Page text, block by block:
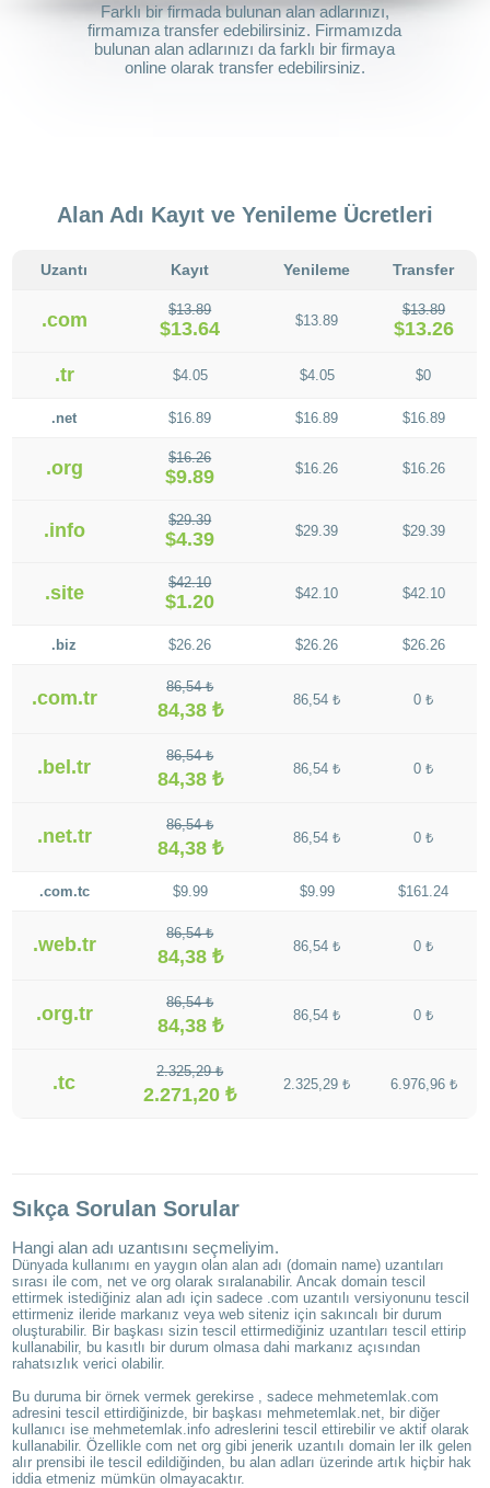
Farklı bir firmada bulunan alan adlarınızı,
firmamıza transfer edebilirsiniz. Firmamızda
bulunan alan adlarınızı da farklı bir firmaya
online olarak transfer edebilirsiniz.
Alan Adı Kayıt ve Yenileme Ücretleri
Uzantı Kayıt Yenileme Transfer
.com $13.89
$13.64 $13.89
$13.89
$13.26
.tr $4.05 $4.05 $0
.net $16.89 $16.89 $16.89
.org $16.26
$9.89 $16.26 $16.26
.info $29.39
$4.39 $29.39 $29.39
.site $42.10
$1.20 $42.10 $42.10
.biz $26.26 $26.26 $26.26
.com.tr
86,54 ₺
84,38 ₺ 86,54 ₺ 0 ₺
.bel.tr
86,54 ₺
84,38 ₺ 86,54 ₺ 0 ₺
.net.tr
86,54 ₺
84,38 ₺ 86,54 ₺ 0 ₺
.com.tc $9.99 $9.99 $161.24
.web.tr
86,54 ₺
84,38 ₺ 86,54 ₺ 0 ₺
.org.tr
86,54 ₺
84,38 ₺ 86,54 ₺ 0 ₺
.tc
2.325,29 ₺
2.271,20 ₺ 2.325,29 ₺ 6.976,96 ₺
Sıkça Sorulan Sorular
Hangi alan adı uzantısını seçmeliyim.
Dünyada kullanımı en yaygın olan alan adı (domain name) uzantıları
sırası ile com, net ve org olarak sıralanabilir. Ancak domain tescil
ettirmek istediğiniz alan adı için sadece .com uzantılı versiyonunu tescil
ettirmeniz ileride markanız veya web siteniz için sakıncalı bir durum
oluşturabilir. Bir başkası sizin tescil ettirmediğiniz uzantıları tescil ettirip
kullanabilir, bu kasıtlı bir durum olmasa dahi markanız açısından
rahatsızlık verici olabilir.
Bu duruma bir örnek vermek gerekirse , sadece mehmetemlak.com
adresini tescil ettirdiğinizde, bir başkası mehmetemlak.net, bir diğer
kullanıcı ise mehmetemlak.info adreslerini tescil ettirebilir ve aktif olarak
kullanabilir. Özellikle com net org gibi jenerik uzantılı domain ler ilk gelen
alır prensibi ile tescil edildiğinden, bu alan adları üzerinde artık hiçbir hak
iddia etmeniz mümkün olmayacaktır.